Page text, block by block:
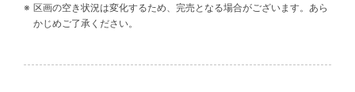
区画の空き状況は変化するため、完売となる場合がございます。あら
かじめご了承ください。